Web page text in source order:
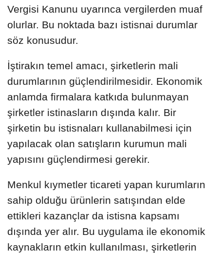
Vergisi Kanunu uyarınca vergilerden muaf
olurlar. Bu noktada bazı istisnai durumlar
söz konusudur.
İştirakın temel amacı, şirketlerin mali
durumlarının güçlendirilmesidir. Ekonomik
anlamda firmalara katkıda bulunmayan
şirketler istinasların dışında kalır. Bir
şirketin bu istisnaları kullanabilmesi için
yapılacak olan satışların kurumun mali
yapısını güçlendirmesi gerekir.
Menkul kıymetler ticareti yapan kurumların
sahip olduğu ürünlerin satışından elde
ettikleri kazançlar da istisna kapsamı
dışında yer alır. Bu uygulama ile ekonomik
kaynakların etkin kullanılması, şirketlerin